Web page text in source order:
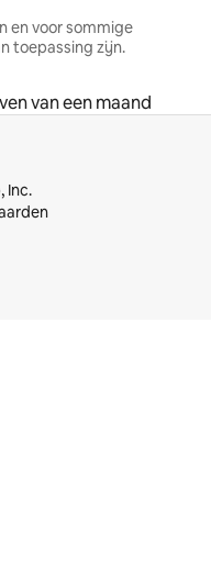
en voor sommige
toepassing zijn.
van een maand
Inc.